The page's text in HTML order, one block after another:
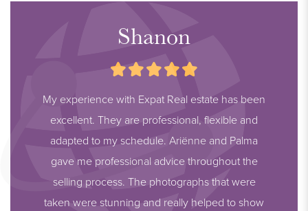
Shanon
My experience with Expat Real estate has been
excellent. They are professional, flexible and
adapted to my schedule. Ariënne and Palma
gave me professional advice throughout the
selling process. The photographs that were
taken were stunning and really helped to show